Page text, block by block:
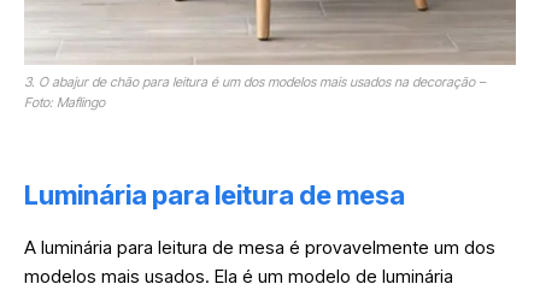
3. O abajur de chão para leitura é um dos modelos mais usados na decoração –
Foto: Maflingo
Luminária para leitura de mesa
A luminária para leitura de mesa é provavelmente um dos
modelos mais usados. Ela é um modelo de luminária